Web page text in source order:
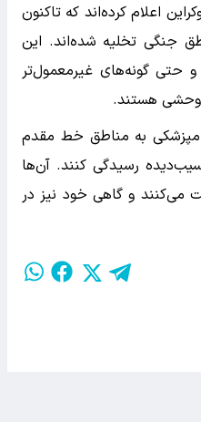
اعلام کرده‌اند که تاکنون
مناطق جنگی تخلیه شده‌اند. این
حتی گونه‌های غیرمعمول‌تر
وحشی هستند.
به مناطق خط مقدم
رسیدگی کنند. آن‌ها
می‌کنند و گاهی خود نیز در